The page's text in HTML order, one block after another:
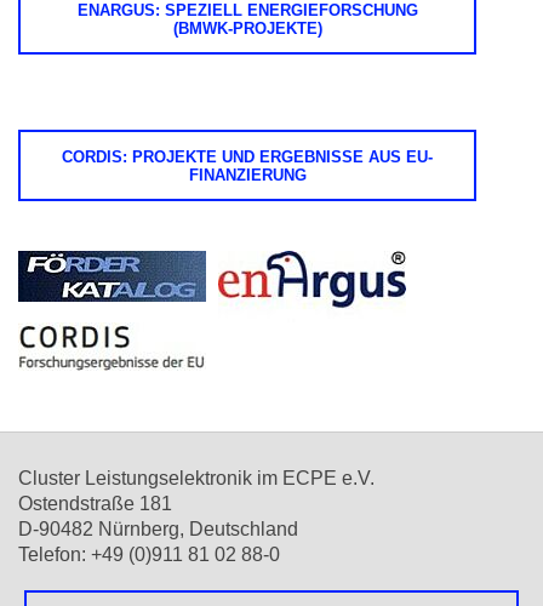
ENARGUS: SPEZIELL ENERGIEFORSCHUNG
(BMWK-PROJEKTE)
CORDIS: PROJEKTE UND ERGEBNISSE AUS EU-
FINANZIERUNG
Cluster Leistungselektronik im ECPE e.V.
Ostendstraße 181
D-90482 Nürnberg, Deutschland
Telefon: +49 (0)911 81 02 88-0